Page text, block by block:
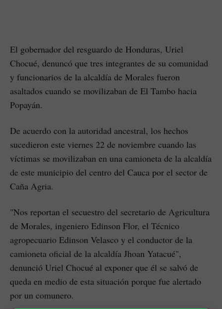
El gobernador del resguardo de Honduras, Uriel
Chocué, denuncó que tres integrantes de su comunidad
y funcionarios de la alcaldía de Morales fueron
asaltados cuando se movilizaban de El Tambo hacia
Popayán.
De acuerdo con la autoridad ancestral, los hechos
sucedieron este viernes 22 de noviembre cuando las
víctimas se movilizaban en una camioneta de la alcaldía
de este municipio del centro del Cauca por el sector de
Caña Agria.
"Nos reportan el secuestro del secretario de Agricultura
de Morales, ingeniero Edinson Flor, el Técnico
agropecuario Edinson Velasco y el conductor de la
camioneta oficial de la alcaldía Jhoan Yatacué",
denunció Uriel Chocué al exponer que él se salvó de
queda en medio de esta situación porque fue alertado
por un comunero.